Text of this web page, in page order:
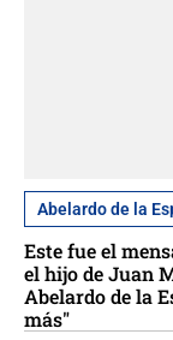
Abelardo de la
Este fue el
el hijo de Juan
Abelardo de la
más"